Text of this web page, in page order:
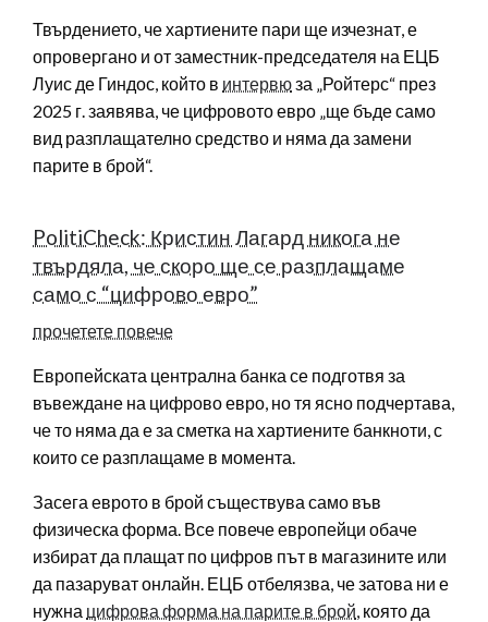
Твърдението, че хартиените пари ще изчезнат, е
опровергано и от заместник-председателя на ЕЦБ
Луис де Гиндос, който в интервюза „Ройтерс“ през
2025 г. заявява, че цифровото евро „ще бъде само
вид разплащателно средство и няма да замени
парите в брой“.
PolitiCheck: Кристин Лагард никога не
твърдяла, че скоро ще се разплащаме
само с “цифрово евро”
прочетете повече
Европейската централна банка се подготвя за
въвеждане на цифрово евро, но тя ясно подчертава,
че то няма да е за сметка на хартиените банкноти, с
които се разплащаме в момента.
Засега еврото в брой съществува само във
физическа форма. Все повече европейци обаче
избират да плащат по цифров път в магазините или
да пазаруват онлайн. ЕЦБ отбелязва, че затова ни е
нужна цифрова форма на парите в брой, която да